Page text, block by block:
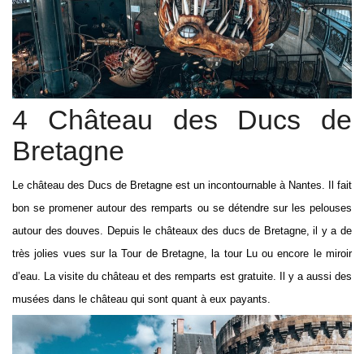
4 Château des Ducs de
Bretagne
Le château des Ducs de Bretagne est un incontournable à Nantes. Il fait
bon se promener autour des remparts ou se détendre sur les pelouses
autour des douves. Depuis le châteaux des ducs de Bretagne, il y a de
très jolies vues sur la Tour de Bretagne, la tour Lu ou encore le miroir
d’eau. La visite du château et des remparts est gratuite. Il y a aussi des
musées dans le château qui sont quant à eux payants.